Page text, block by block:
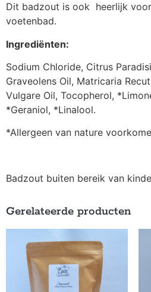
Dit badzout is ook heerlijk
voetenbad.
Ingrediënten:
Sodium Chloride, Citrus
Graveolens Oil, Matricaria
Vulgare Oil, Tocopherol,
*Geraniol, *Linalool.
*Allergeen van nature
Badzout buiten bereik van
Gerelateerde producten